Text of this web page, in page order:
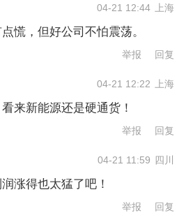
著作权归第一财经所有。未经第一财
方式加以使用，包括转载、摘编、复
保留追究侵权者法律责任的权利。
04-21 12:44 上海
慌，但好公司不怕震荡。
举报 回复
04-21 12:22 上海
来新能源还是硬通货！
举报 回复
04-21 11:59 四川
涨得也太猛了吧！
举报 回复